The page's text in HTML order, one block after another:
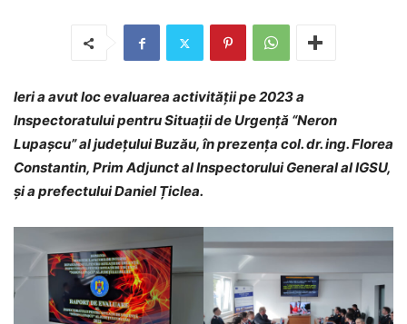
Ieri a avut loc evaluarea activității pe 2023 a
Inspectoratului pentru Situații de Urgență “Neron
Lupașcu” al județului Buzău, în prezența col. dr. ing. Florea
Constantin, Prim Adjunct al Inspectorului General al IGSU,
și a prefectului Daniel Țiclea.